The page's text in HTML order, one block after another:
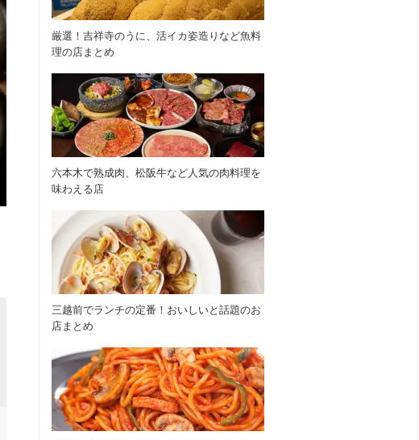
厳選！吉祥寺のうに、活イカ姿造りなど魚料
理の店まとめ
六本木で熟成肉、松阪牛など人気の肉料理を
味わえる店
三越前でランチの定番！おいしいと話題のお
店まとめ